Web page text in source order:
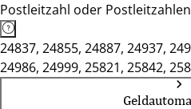
Postleitzahl oder
24837, 24855, 24887, 24937,
24986, 24999, 25821, 25842,